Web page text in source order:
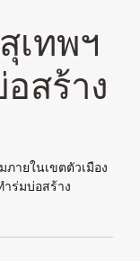
เทพฯ
สร้าง
ายในเขตตัวเมือง
ำร่มบ่อสร้าง